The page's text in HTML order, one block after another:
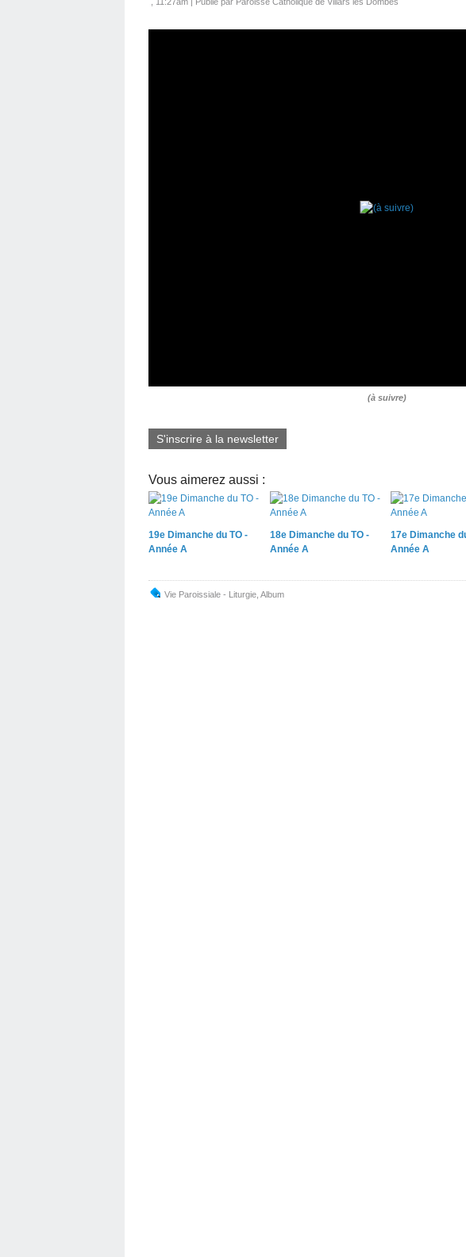
(à suivre)
S'inscrire à la newsletter
Vous aimerez aussi :
19e Dimanche du TO -
Année A
18e Dimanche du TO -
Année A
17e Dimanche
Année A
Vie Paroissiale - Liturgie Album